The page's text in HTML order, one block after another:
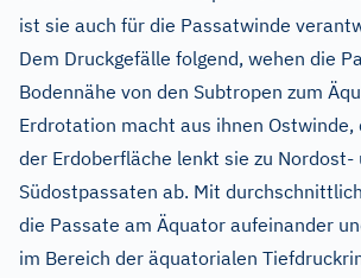
ist sie auch für die Passatwinde
Dem Druckgefälle folgend, wehen die
Bodennähe von den Subtropen zum
Erdrotation macht aus ihnen Ostwinde,
der Erdoberfläche lenkt sie zu Nordost-
Südostpassaten ab. Mit
die Passate am Äquator aufeinander
im Bereich der äquatorialen